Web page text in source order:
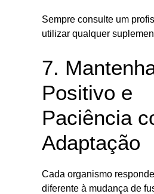
Sempre consulte um
utilizar qualquer
7.
Positivo e
Paciência
Adaptação
Cada organismo
diferente à mudança de